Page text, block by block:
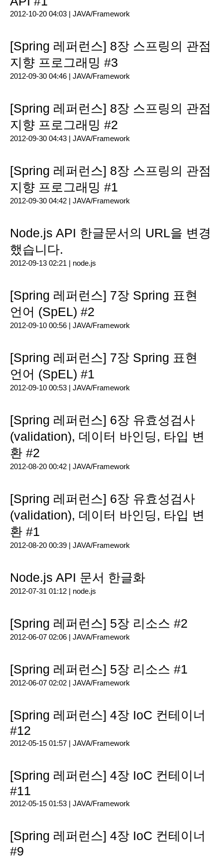
2012-10-20 04:03 | JAVA/Framework
[Spring 레퍼런스] 8장 스프링의 관점
지향 프로그래밍 #3
2012-09-30 04:46 | JAVA/Framework
[Spring 레퍼런스] 8장 스프링의 관점
지향 프로그래밍 #2
2012-09-30 04:43 | JAVA/Framework
[Spring 레퍼런스] 8장 스프링의 관점
지향 프로그래밍 #1
2012-09-30 04:42 | JAVA/Framework
Node.js API 한글문서의 URL을 변경
했습니다.
2012-09-13 02:21 | node.js
[Spring 레퍼런스] 7장 Spring 표현
언어 (SpEL) #2
2012-09-10 00:56 | JAVA/Framework
[Spring 레퍼런스] 7장 Spring 표현
언어 (SpEL) #1
2012-09-10 00:53 | JAVA/Framework
[Spring 레퍼런스] 6장 유효성검사
(validation), 데이터 바인딩, 타입 변
환 #2
2012-08-20 00:42 | JAVA/Framework
[Spring 레퍼런스] 6장 유효성검사
(validation), 데이터 바인딩, 타입 변
환 #1
2012-08-20 00:39 | JAVA/Framework
Node.js API 문서 한글화
2012-07-31 01:12 | node.js
[Spring 레퍼런스] 5장 리소스 #2
2012-06-07 02:06 | JAVA/Framework
[Spring 레퍼런스] 5장 리소스 #1
2012-06-07 02:02 | JAVA/Framework
[Spring 레퍼런스] 4장 IoC 컨테이너
#12
2012-05-15 01:57 | JAVA/Framework
[Spring 레퍼런스] 4장 IoC 컨테이너
#11
2012-05-15 01:53 | JAVA/Framework
[Spring 레퍼런스] 4장 IoC 컨테이너
#9